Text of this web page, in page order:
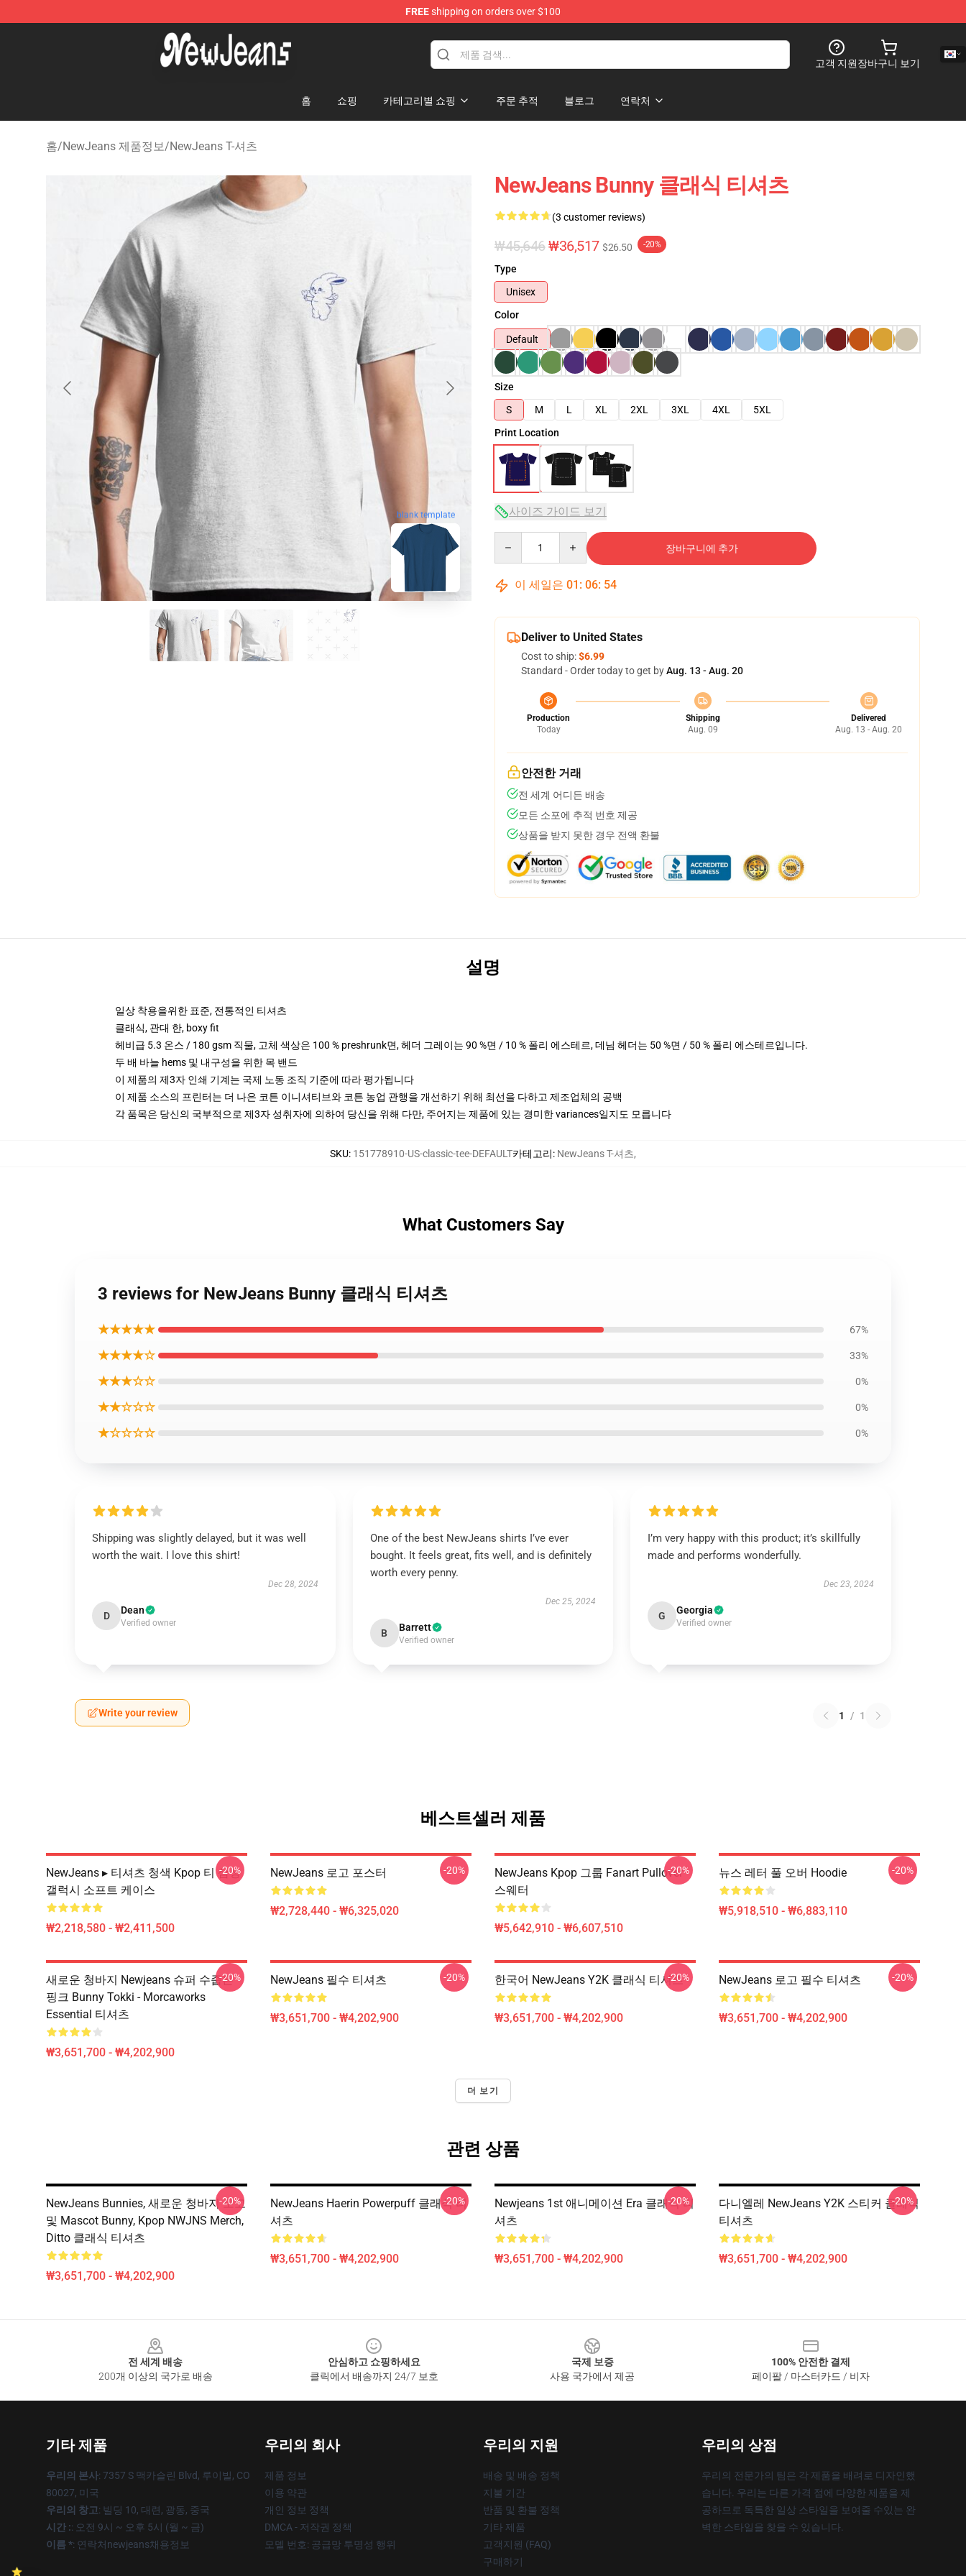
FREEshipping on orders over $100
NewJeans Store - Official NewJeans Merchandise Shop
고객 지원장바구니 보기
홈 쇼핑 카테고리별 쇼핑 주문 추적 블로그 연락처
홈/NewJeans 제품정보/NewJeans T-셔츠
blank template
NewJeans Bunny 클래식 티셔츠
(3 customer reviews)
₩45,646₩36,517 $26.50 -20%
Type
Unisex
Color
Default
Size
S
M L XL 2XL 3XL 4XL
5XL
Print Location
사이즈 가이드 보기
장바구니에 추가
이 세일은 01 : 06: 53
Deliver to United States
Cost to ship:$6.99
Standard - Order today to get byAug. 13 - Aug. 20
Production
Today
Shipping
Aug. 09
Delivered
Aug. 13 - Aug. 20
안전한 거래
전 세계 어디든 배송
모든 소포에 추적 번호 제공
상품을 받지 못한 경우 전액 환불
설명
일상 착용을위한 표준, 전통적인 티셔츠
클래식, 관대 한, boxy fit
헤비급 5.3 온스 / 180 gsm 직물, 고체 색상은 100 % preshrunk면, 헤더 그레이는 90 %면 / 10 % 폴리 에스테르, 데님 헤더는 50 %면 / 50 % 폴리 에스테르입니다.
두 배 바늘 hems 및 내구성을 위한 목 밴드
이 제품의 제3자 인쇄 기계는 국제 노동 조직 기준에 따라 평가됩니다
이 제품 소스의 프린터는 더 나은 코튼 이니셔티브와 코튼 농업 관행을 개선하기 위해 최선을 다하고 제조업체의 공백
각 품목은 당신의 국부적으로 제3자 성취자에 의하여 당신을 위해 다만, 주어지는 제품에 있는 경미한 variances일지도 모릅니다
SKU: 151778910-US-classic-tee-DEFAULT카테고리: NewJeans T-셔츠,
What Customers Say
3 reviews for NewJeans Bunny 클래식 티셔츠
★★★★★ 67%
★★★★☆ 33%
★★★☆☆ 0%
★★☆☆☆ 0%
★☆☆☆☆ 0%
Shipping was slightly delayed, but it was well
worth the wait. I love this shirt!
Dec 28, 2024
D Dean
Verified owner
One of the best NewJeans shirts I’ve ever
bought. It feels great, fits well, and is definitely
worth every penny.
Dec 25, 2024
B Barrett
Verified owner
I’m very happy with this product; it’s skillfully
made and performs wonderfully.
Dec 23, 2024
G Georgia
Verified owner
Write your review 1 / 1
베스트셀러 제품
NewJeans ▸ 티셔츠 청색 Kpop 티 삼성
갤럭시 소프트 케이스
₩2,218,580 - ₩2,411,500
-20% NewJeans 로고 포스터
₩2,728,440 - ₩6,325,020
-20%
NewJeans Kpop 그룹 Fanart Pullover
스웨터
₩5,642,910 - ₩6,607,510
-20% 뉴스 레터 풀 오버 Hoodie
₩5,918,510 - ₩6,883,110
-20%
새로운 청바지 Newjeans 슈퍼 수줍은
핑크 Bunny Tokki - Morcaworks
Essential 티셔츠
₩3,651,700 - ₩4,202,900
-20% NewJeans 필수 티셔츠
₩3,651,700 - ₩4,202,900
-20% 한국어 NewJeans Y2K 클래식 티셔츠
₩3,651,700 - ₩4,202,900
-20% NewJeans 로고 필수 티셔츠
₩3,651,700 - ₩4,202,900
-20%
더 보기
관련 상품
NewJeans Bunnies, 새로운 청바지 로고
및 Mascot Bunny, Kpop NWJNS Merch,
Ditto 클래식 티셔츠
₩3,651,700 - ₩4,202,900
-20%
NewJeans Haerin Powerpuff 클래식 티
셔츠
₩3,651,700 - ₩4,202,900
-20%
Newjeans 1st 애니메이션 Era 클래식 티
셔츠
₩3,651,700 - ₩4,202,900
-20%
다니엘레 NewJeans Y2K 스티커 클래식
티셔츠
₩3,651,700 - ₩4,202,900
-20%
전 세계 배송
200개 이상의 국가로 배송
안심하고 쇼핑하세요
클릭에서 배송까지 24/7 보호
국제 보증
사용 국가에서 제공
100% 안전한 결제
페이팔 / 마스터카드 / 비자
기타 제품
우리의 본사: 7357 S 맥카슬린 Blvd, 루이빌, CO
80027, 미국
우리의 창고: 빌딩 10, 대련, 광동, 중국
시간 :: 오전 9시 ~ 오후 5시 (월 ~ 금)
이름 *: 연락처newjeans채용정보
우리의 회사
제품 정보
이용 약관
개인 정보 정책
DMCA - 저작권 정책
모델 번호: 공급망 투명성 행위
우리의 지원
배송 및 배송 정책
지불 기간
반품 및 환불 정책
기타 제품
고객지원 (FAQ)
구매하기
우리의 상점
우리의 전문가의 팀은 각 제품을 배려로 디자인했
습니다. 우리는 다른 가격 점에 다양한 제품을 제
공하므로 독특한 일상 스타일을 보여줄 수있는 완
벽한 스타일을 찾을 수 있습니다.